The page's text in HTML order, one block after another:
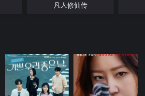
凡人修仙传